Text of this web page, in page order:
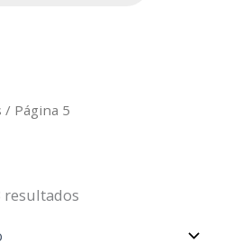
/ Página 5
resultados